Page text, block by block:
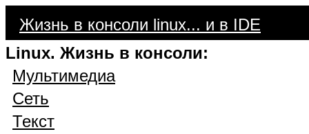
Жизнь в консоли linux... и в IDE
Linux. Жизнь в консоли:
Мультимедиа
Сеть
Текст